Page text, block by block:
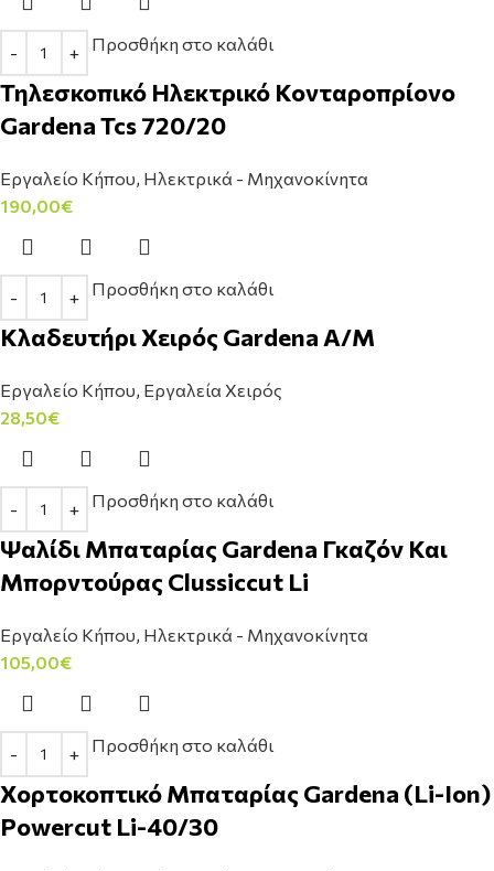
Προσθήκη στο καλάθι
Τηλεσκοπικό Ηλεκτρικό Κονταροπρίονο
Gardena Tcs 720/20
Εργαλείο Κήπου, Ηλεκτρικά - Μηχανοκίνητα
190,00€
Προσθήκη στο καλάθι
Κλαδευτήρι Χειρός Gardena Α/Μ
Εργαλείο Κήπου, Εργαλεία Χειρός
28,50€
Προσθήκη στο καλάθι
Ψαλίδι Μπαταρίας Gardena Γκαζόν Και
Μπορντούρας Clussiccut Li
Εργαλείο Κήπου, Ηλεκτρικά - Μηχανοκίνητα
105,00€
Προσθήκη στο καλάθι
Χορτοκοπτικό Μπαταρίας Gardena (Li-Ion)
Powercut Li-40/30